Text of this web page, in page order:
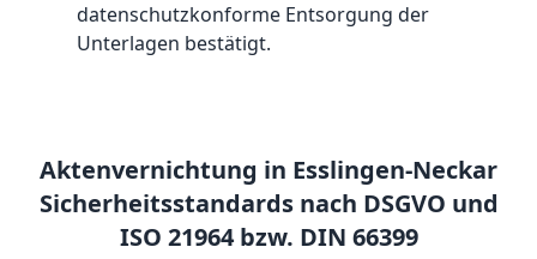
datenschutzkonforme Entsorgung der
Unterlagen bestätigt.
Aktenvernichtung in Esslingen-Neckar
Sicherheitsstandards nach DSGVO und
ISO 21964 bzw. DIN 66399